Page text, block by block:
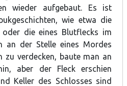
wieder aufgebaut. Es ist
wie etwa die
oder die eines Blutflecks im
an der Stelle eines Mordes
zu verdecken, baute man an
aber der Fleck erschien
Keller des Schlosses sind